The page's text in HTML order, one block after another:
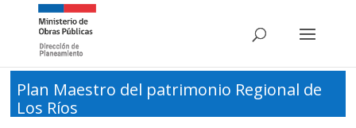
Plan Maestro del patrimonio Regional de
Los Ríos